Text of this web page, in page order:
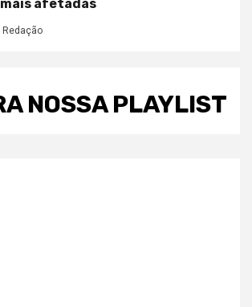
afetadas
Redação
NOSSA PLAYLIST